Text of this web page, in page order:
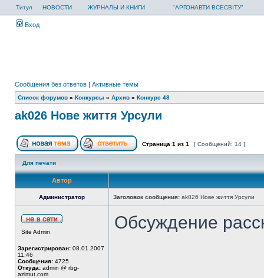
Титул НОВОСТИ ЖУРНАЛЫ И КНИГИ "АРГОНАВТИ ВСЕСВІТУ"
Вход
Сообщения без ответов | Активные темы
Список форумов » Конкурсы » Архив » Конкурс 48
ak026 Нове життя Урсули
Страница 1 из 1 [ Сообщений: 14 ]
Для печати
Автор
Администратор Заголовок сообщения: ak026 Нове життя Урсули
Site Admin
Зарегистрирован: 08.01.2007
11:46
Сообщения: 4725
Откуда: admin @ rbg-
azimut.com
Обсуждение